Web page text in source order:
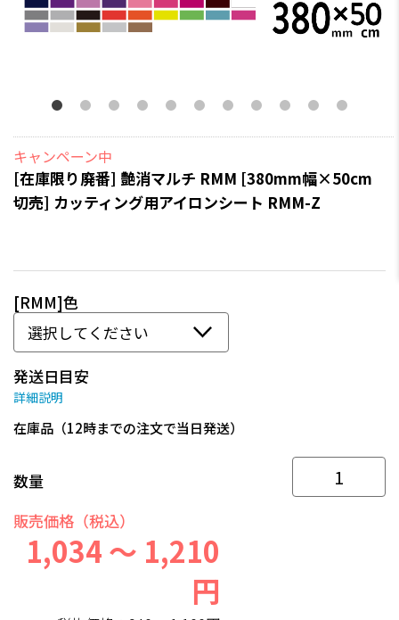
キャンペーン中
[在庫限り廃番] 艶消マルチ RMM [380mm幅×50cm
切売] カッティング用アイロンシート RMM-Z
[RMM]色
発送日目安
詳細説明
在庫品（12時までの注文で当日発送）
数量
販売価格（税込）
1,034 ～ 1,210
円